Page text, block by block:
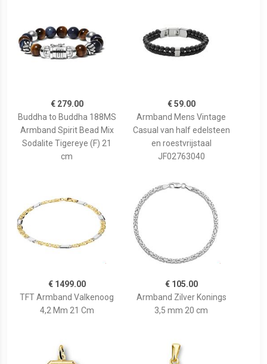
€ 279.00
Buddha to Buddha 188MS
Armband Spirit Bead Mix
Sodalite Tigereye (F) 21
cm
€ 59.00
Armband Mens Vintage
Casual van half edelsteen
en roestvrijstaal
JF02763040
€ 1499.00
TFT Armband Valkenoog
4,2 Mm 21 Cm
€ 105.00
Armband Zilver Konings
3,5 mm 20 cm